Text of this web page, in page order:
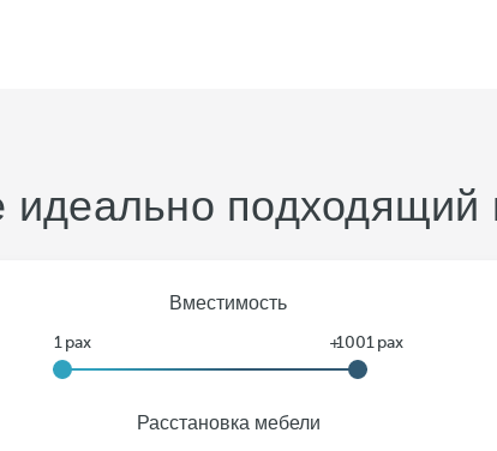
идеально подходящий
Вместимость
Расстановка мебели